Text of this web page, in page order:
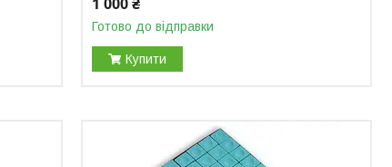
Готово до відправки
Купити